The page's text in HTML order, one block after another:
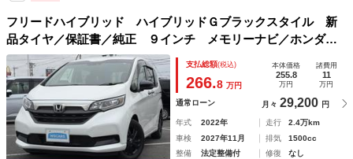
フリードハイブリッド ハイブリッドＧブラックスタイル 新
品タイヤ／保証書／純正 ９インチ メモリーナビ／ホンダセ
ンシング／両側電動スライドドア／シートヒーター 前席／車
線逸脱防止支援システム／ドライブレコーダー 純正／ヘッド
ランプ ＬＥＤ
支払総額(税込)
266.8 万円
本体価格
255.8
万円
諸費用
11
万円
通常ローン 月々 29,200 円
年式 2022年 走行
2.4万km
車検
2027年11月 排気
1500cc
整備
法定整備付 修復
なし